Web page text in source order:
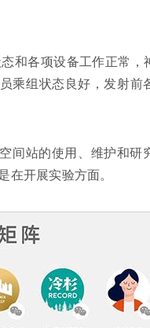
和各项设备工作正常，
乘组状态良好，发射前
间站的使用、维护和研
在开展实验方面。